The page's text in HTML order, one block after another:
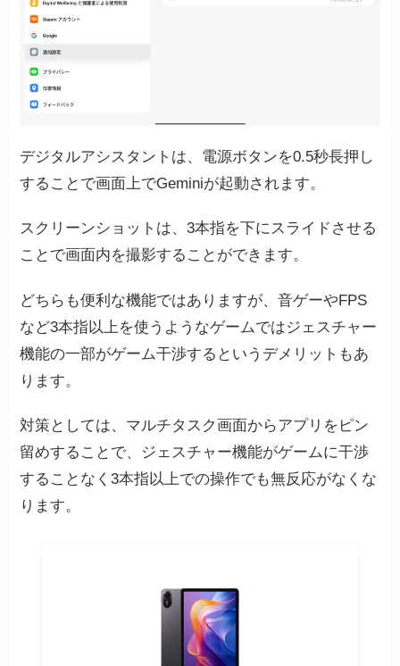
デジタルアシスタントは、電源ボタンを0.5秒長押し
することで画面上でGeminiが起動されます。
スクリーンショットは、3本指を下にスライドさせる
ことで画面内を撮影することができます。
どちらも便利な機能ではありますが、音ゲーやFPS
など3本指以上を使うようなゲームではジェスチャー
機能の一部がゲーム干渉するというデメリットもあ
ります。
対策としては、マルチタスク画面からアプリをピン
留めすることで、ジェスチャー機能がゲームに干渉
することなく3本指以上での操作でも無反応がなくな
ります。